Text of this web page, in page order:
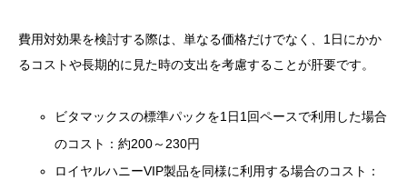
費用対効果を検討する際は、単なる価格だけでなく、1日にかか
るコストや長期的に見た時の支出を考慮することが肝要です。
ビタマックスの標準パックを1日1回ペースで利用した場合
のコスト：約200～230円
ロイヤルハニーVIP製品を同様に利用する場合のコスト：